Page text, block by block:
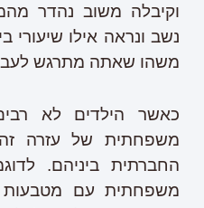
וקיבלה משוב נהדר
נשב ונראה אילו שיעורי
משהו שאתה מתרגש
כאשר הילדים לא
משפחתית של עזרה זה
החברתית ביניהם.
משפחתית עם מטבעות